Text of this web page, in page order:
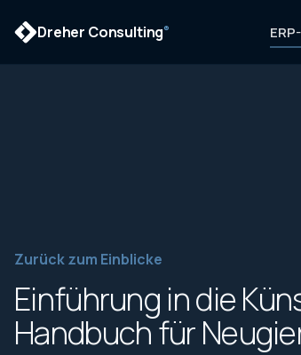
Dreher Consulting®
Zurück zum Einblicke
Einführung in die
Handbuch für